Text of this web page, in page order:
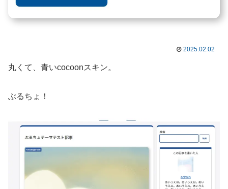
2025.02.02
丸くて、青いcocoonスキン。
ぶるちょ！